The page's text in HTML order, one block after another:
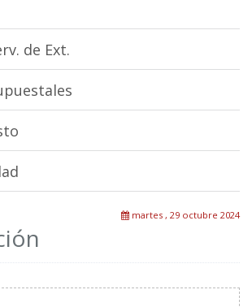
de Ext.
martes , 29 octubre 2024